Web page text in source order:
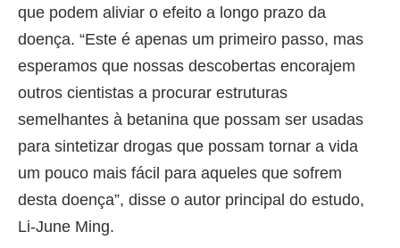
que podem aliviar o efeito a longo prazo da
doença. “Este é apenas um primeiro passo, mas
esperamos que nossas descobertas encorajem
outros cientistas a procurar estruturas
semelhantes à betanina que possam ser usadas
para sintetizar drogas que possam tornar a vida
um pouco mais fácil para aqueles que sofrem
desta doença”, disse o autor principal do estudo,
Li-June Ming.